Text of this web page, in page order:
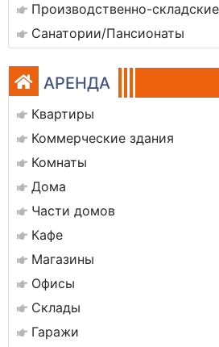
Производственно-
Санатории/Пансионаты
АРЕНДА
Квартиры
Коммерческие здания
Комнаты
Дома
Части домов
Кафе
Магазины
Офисы
Склады
Гаражи